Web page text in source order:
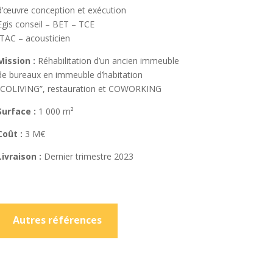
œuvre conception et exécution
conseil – BET – TCE
– acousticien
: Réhabilitation d’un ancien immeuble
bureaux en immeuble d’habitation
, restauration etCOWORKING
: 1 000 m²
: 3 M€
: Dernier trimestre 2023
Autres références